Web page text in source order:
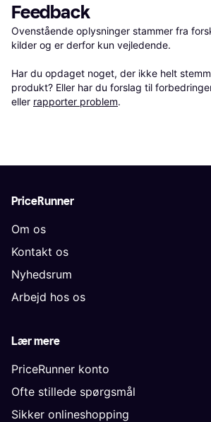
Feedback
Ovenstående oplysninger stammer fra
kilder og er derfor kun vejledende.
Har du opdaget noget, der ikke helt
produkt? Eller har du forslag til
eller rapporter problem.
PriceRunner
Om os
Kontakt os
Nyhedsrum
Arbejd hos os
Lær mere
PriceRunner konto
Ofte stillede spørgsmål
Sikker onlineshopping